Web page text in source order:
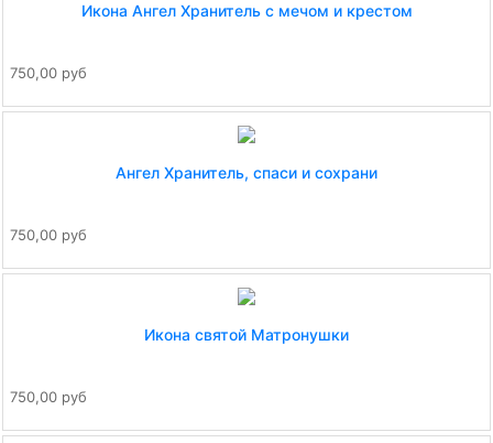
Икона Ангел Хранитель с мечом и крестом
750,00 руб
Ангел Хранитель, спаси и сохрани
750,00 руб
Икона святой Матронушки
750,00 руб